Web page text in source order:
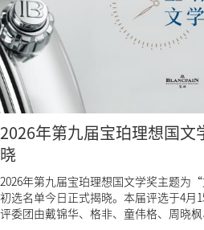
2026年第九届宝珀理想国文
晓
2026年第九届宝珀理想国文学奖主题为
初选名单今日正式揭晓。本届评选于4月
评委团由戴锦华、格非、童伟格、周晓